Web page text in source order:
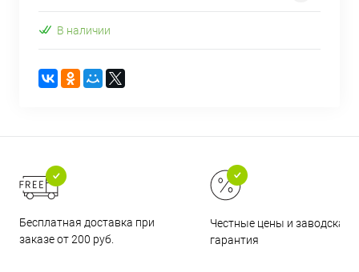
В наличии
Бесплатная доставка при
заказе от 200 руб.
Честные цены и заводская
гарантия